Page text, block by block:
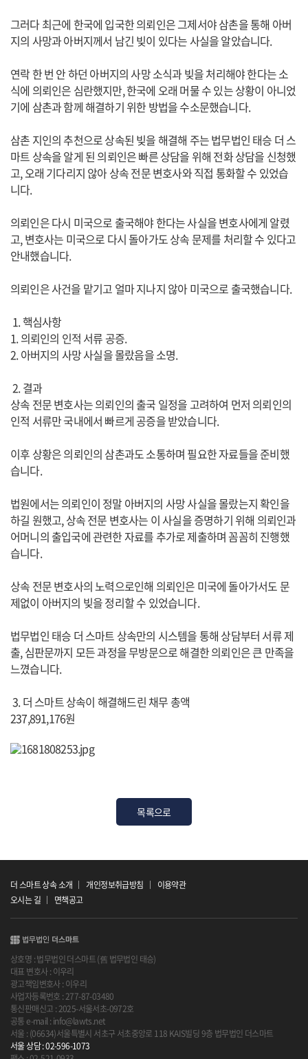
그러다 최근에 한국에 입국한 의뢰인은 그제서야 삼촌을 통해 아버
지의 사망과 아버지께서 남긴 빚이 있다는 사실을 알았습니다.
연락 한 번 안 하던 아버지의 사망 소식과 빚을 처리해야 한다는 소
식에 의뢰인은 심란했지만, 한국에 오래 머물 수 있는 상황이 아니었
기에 삼촌과 함께 해결하기 위한 방법을 수소문했습니다.
삼촌 지인의 추천으로 상속된 빚을 해결해 주는 법무법인 태승 더 스
마트 상속을 알게 된 의뢰인은 빠른 상담을 위해 전화 상담을 신청했
고, 오래 기다리지 않아 상속 전문 변호사와 직접 통화할 수 있었습
니다.
의뢰인은 다시 미국으로 출국해야 한다는 사실을 변호사에게 알렸
고, 변호사는 미국으로 다시 돌아가도 상속 문제를 처리할 수 있다고
안내했습니다.
의뢰인은 사건을 맡기고 얼마 지나지 않아 미국으로 출국했습니다.
1. 핵심사항
1. 의뢰인의 인적 서류 공증.
2. 아버지의 사망 사실을 몰랐음을 소명.
2. 결과
상속 전문 변호사는 의뢰인의 출국 일정을 고려하여 먼저 의뢰인의
인적 서류만 국내에서 빠르게 공증을 받았습니다.
이후 상황은 의뢰인의 삼촌과도 소통하며 필요한 자료들을 준비했
습니다.
법원에서는 의뢰인이 정말 아버지의 사망 사실을 몰랐는지 확인을
하길 원했고, 상속 전문 변호사는 이 사실을 증명하기 위해 의뢰인과
어머니의 출입국에 관련한 자료를 추가로 제출하며 꼼꼼히 진행했
습니다.
상속 전문 변호사의 노력으로인해 의뢰인은 미국에 돌아가서도 문
제없이 아버지의 빚을 정리할 수 있었습니다.
법무법인 태승 더 스마트 상속만의 시스템을 통해 상담부터 서류 제
출, 심판문까지 모든 과정을 무방문으로 해결한 의뢰인은 큰 만족을
느꼈습니다.
3. 더 스마트 상속이 해결해드린 채무 총액
237,891,176원
목록으로
더 스마트 상속 소개 개인정보취급방침
이용약관
오시는 길
면책공고
상호명 : 법무법인 더스마트 (舊 법무법인 태승)
대표 변호사 : 이우리
광고책임변호사 : 이우리
사업자등록번호 : 277-87-03480
통신판매신고 : 2025-서울서초-0972호
공통 e-mail : info@lawts.net
서울 : (06634)서울특별시 서초구 서초중앙로 118 KAIS빌딩 9층 법무법인 더스마트
서울 상담 : 02-596-1073